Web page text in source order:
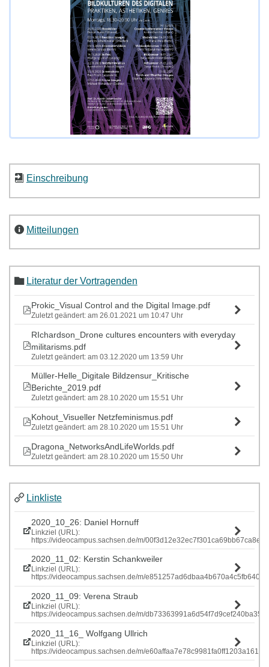
Einschreibung
Mitteilungen
Literatur der Vortragenden
Prokic_Visual Control and the Digital Image.pdf
Zuletzt geändert: am 26.01.2021 um 10:47 Uhr
RIchardson_Drone cultures encounters with everyday
militarisms.pdf
Zuletzt geändert: am 03.12.2020 um 13:59 Uhr
Müller-Helle_Digitale Bildzensur_Kritische
Berichte_2019.pdf
Zuletzt geändert: am 28.10.2020 um 15:51 Uhr
Kohout_Visueller Netzfeminismus.pdf
Zuletzt geändert: am 28.10.2020 um 15:51 Uhr
Dragona_NetworksAndLifeWorlds.pdf
Zuletzt geändert: am 28.10.2020 um 15:50 Uhr
Linkliste
2020_10_26: Daniel Hornuff
Linkziel (URL):
https://videocampus.sachsen.de/m/
2020_11_02: Kerstin Schankweiler
Linkziel (URL):
https://videocampus.sachsen.de/m/
2020_11_09: Verena Straub
Linkziel (URL):
https://videocampus.sachsen.de/m/
2020_11_16_ Wolfgang Ullrich
Linkziel (URL):
https://videocampus.sachsen.de/m/